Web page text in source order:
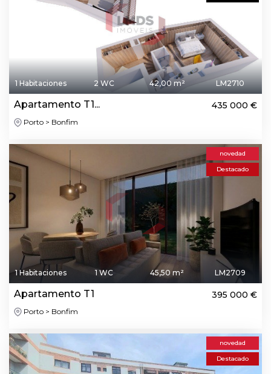
1 Habitaciones 2 WC 42,00 m² LM2710
Apartamento T1... 435 000 €
Porto > Bonfim
novedad
Destacado
1 Habitaciones 1 WC 45,50 m² LM2709
Apartamento T1 395 000 €
Porto > Bonfim
novedad
Destacado